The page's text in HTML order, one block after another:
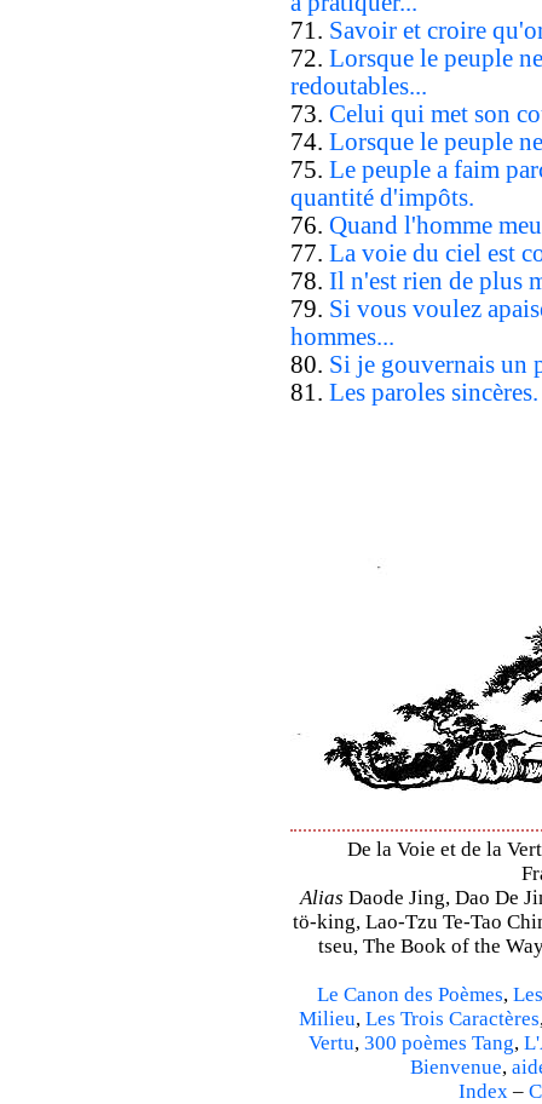
71. Savoir et croire
72. Lorsque le peuple
redoutables...
73. Celui qui met son
74. Lorsque le peuple
75. Le peuple a faim
quantité d'impôts.
76. Quand l'homme
77. La voie du ciel est
78. Il n'est rien de plus
79. Si vous voulez
hommes...
80. Si je gouvernais un
81. Les paroles sincères.
De la Voie et de la
Alias Daode Jing, Dao De
tö-king, Lao-Tzu Te-Tao
tseu, The Book of the
Le Canon des Poèmes,
Milieu, Les Trois Caractères
Vertu, 300 poèmes Tang,
Bienvenue,
Index–